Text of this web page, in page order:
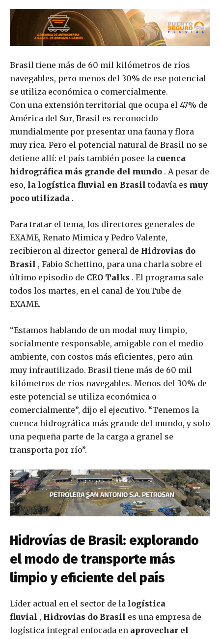
Brasil tiene más de 60 mil kilómetros de ríos
navegables, pero menos del 30% de ese potencial
se utiliza económica o comercialmente.
Con una extensión territorial que ocupa el 47% de
América del Sur, Brasil es reconocido
mundialmente por presentar una fauna y flora
muy rica. Pero el potencial natural de Brasil no se
detiene allí: el país también posee la cuenca
hidrográfica más grande del mundo . A pesar de
eso, la logística fluvial en Brasil todavía es muy
poco utilizada .
Para tratar el tema, los directores generales de
EXAME, Renato Mimica y Pedro Valente,
recibieron al director general de Hidrovias do
Brasil , Fabio Schettino, para una charla sobre el
último episodio de CEO Talks . El programa sale
todos los martes, en el canal de YouTube de
EXAME.
“Estamos hablando de un modal muy limpio,
socialmente responsable, amigable con el medio
ambiente, con costos más eficientes, pero aún
muy infrautilizado. Brasil tiene más de 60 mil
kilómetros de ríos navegables. Menos del 30% de
este potencial se utiliza económica o
comercialmente”, dijo el ejecutivo. “Tenemos la
cuenca hidrográfica más grande del mundo, y solo
una pequeña parte de la carga a granel se
transporta por río”.
Hidrovías de Brasil: explorando
el modo de transporte más
limpio y eficiente del país
Líder actual en el sector de la logística
fluvial , Hidrovias do Brasil es una empresa de
logística integral enfocada en aprovechar el